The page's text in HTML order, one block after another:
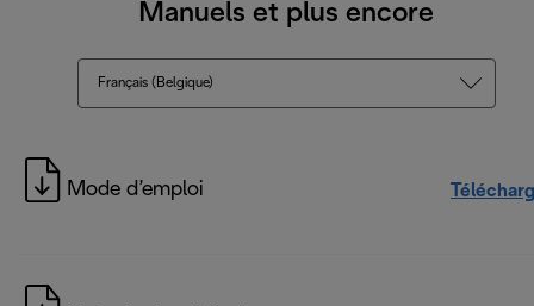
Manuels et plus encore
Français (Belgique)
Mode d’emploi